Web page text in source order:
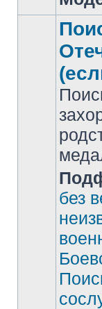
Нет
сообщений
без